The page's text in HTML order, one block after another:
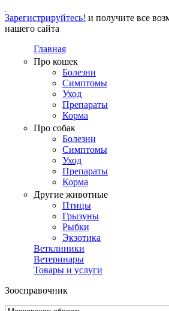
Зарегистрируйтесь! и получите все
нашего сайта
Главная
Про кошек
Болезни
Симптомы
Уход
Препараты
Корма
Про собак
Болезни
Симптомы
Уход
Препараты
Корма
Другие животные
Птицы
Грызуны
Рыбки
Экзотика
Ветклиники
Ветеринары
Товары и услуги
Зоосправочник